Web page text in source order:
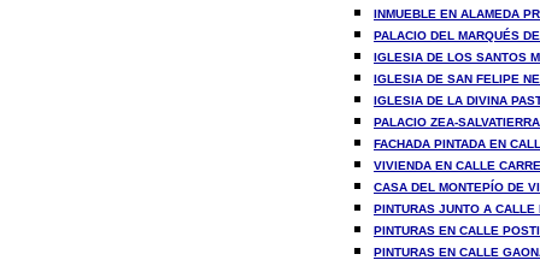
INMUEBLE EN ALAMEDA
PALACIO DEL MARQUÉS
IGLESIA DE LOS SANTOS
IGLESIA DE SAN FELIPE
IGLESIA DE LA DIVINA
PALACIO ZEA-
FACHADA PINTADA EN
VIVIENDA EN CALLE
CASA DEL MONTEPÍO DE
PINTURAS JUNTO A
PINTURAS EN CALLE
PINTURAS EN CALLE